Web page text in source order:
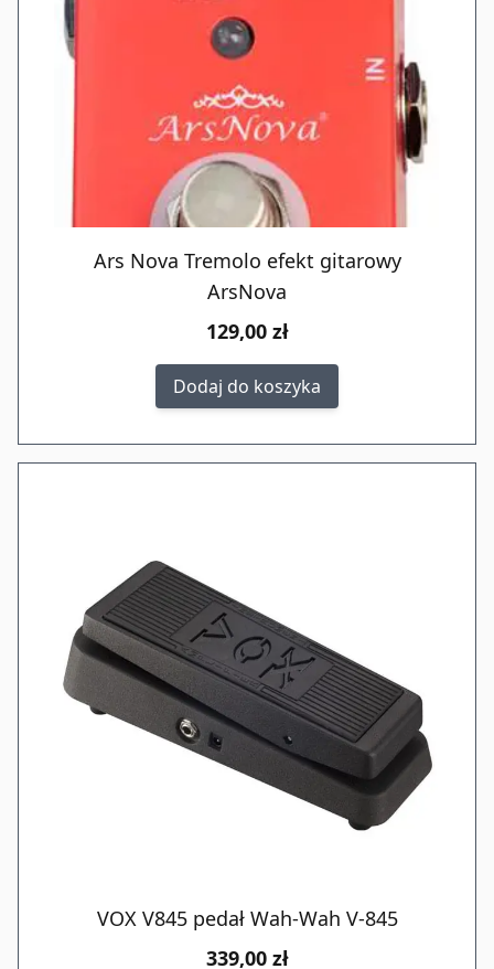
Ars Nova Tremolo efekt gitarowy
ArsNova
129,00 zł
Dodaj do koszyka
VOX V845 pedał Wah-Wah V-845
339,00 zł